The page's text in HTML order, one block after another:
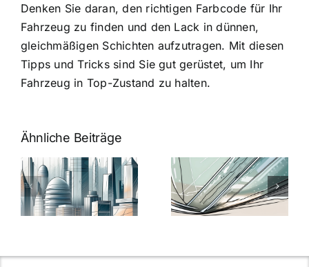
Denken Sie daran, den richtigen Farbcode für Ihr
Fahrzeug zu finden und den Lack in dünnen,
gleichmäßigen Schichten aufzutragen. Mit diesen
Tipps und Tricks sind Sie gut gerüstet, um Ihr
Fahrzeug in Top-Zustand zu halten.
Ähnliche Beiträge
5 Gründe,
warum
Nanoversiegelung
auf Glas
7
Expertentipps
für maximale